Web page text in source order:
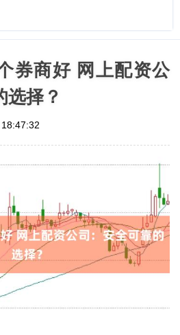
券商好 网上配资公
选择？